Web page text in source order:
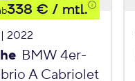
338 € / mtl.
2022
BMW 4er-
A Cabriolet